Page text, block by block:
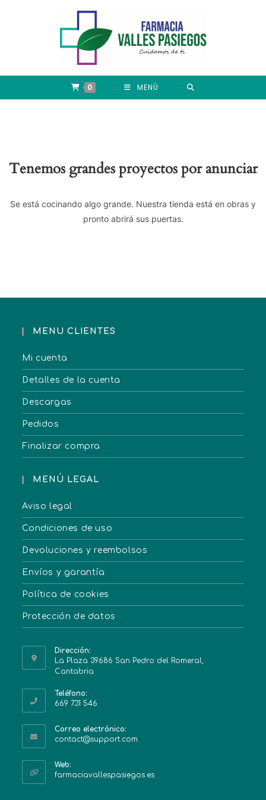
0 MENÚ
Tenemos grandes proyectos por anunciar
Se está cocinando algo grande. Nuestra tienda está en obras y
pronto abrirá sus puertas.
MENU CLIENTES
Mi cuenta
Detalles de la cuenta
Descargas
Pedidos
Finalizar compra
MENÚ LEGAL
Aviso legal
Condiciones de uso
Devoluciones y reembolsos
Envíos y garantía
Política de cookies
Protección de datos
Dirección:
La Plaza 39686 San Pedro del Romeral,
Cantabria
Teléfono:
669 731 546
Correo electrónico:
contact@support.com
Web:
farmaciavallespasiegos.es